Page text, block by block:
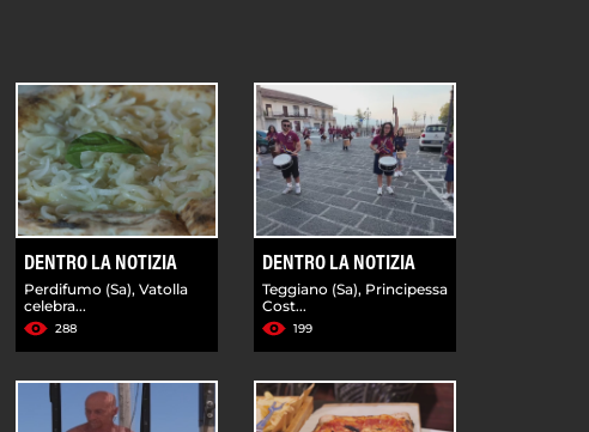
DENTRO LA NOTIZIA
Perdifumo (Sa), Vatolla
celebra...
288
DENTRO LA NOTIZIA
Teggiano (Sa), Principessa
Cost...
199